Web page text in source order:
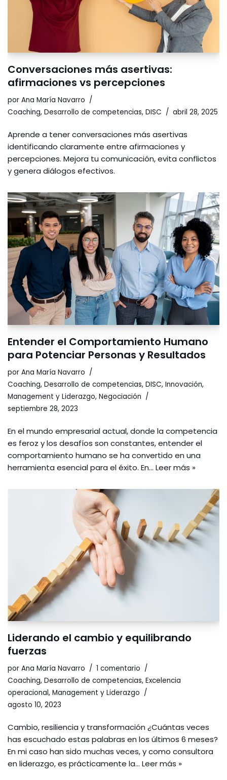
Conversaciones más asertivas:
afirmaciones vs percepciones
por Ana María Navarro
Coaching, Desarrollo de competencias, DISC abril 28, 2025
Aprende a tener conversaciones más asertivas
identificando claramente entre afirmaciones y
percepciones. Mejora tu comunicación, evita conflictos
y genera diálogos efectivos.
Entender el Comportamiento Humano
para Potenciar Personas y Resultados
por Ana María Navarro
Coaching, Desarrollo de competencias, DISC, Innovación,
Management y Liderazgo, Negociación
septiembre 28, 2023
En el mundo empresarial actual, donde la competencia
es feroz y los desafíos son constantes, entender el
comportamiento humano se ha convertido en una
herramienta esencial para el éxito. En… Leer más »
Liderando el cambio y equilibrando
fuerzas
por Ana María Navarro
1 comentario
Coaching, Desarrollo de competencias, Excelencia
operacional, Management y Liderazgo
agosto 10, 2023
Cambio, resiliencia y transformación ¿Cuántas veces
has escuchado estas palabras en los últimos 6 meses?
En mi caso han sido muchas veces, y como consultora
en liderazgo, es prácticamente la… Leer más »